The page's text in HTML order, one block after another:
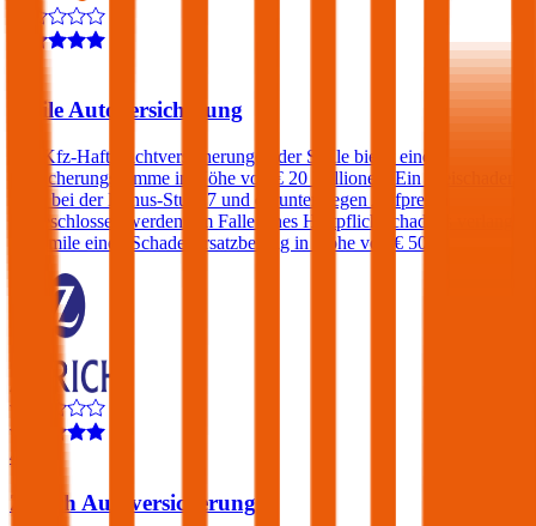
Smile Autoversicherung
Die Kfz-Haftpflichtversicherungen der Smile bietet eine
Versicherungssumme in Höhe von € 20 Millionen. Ein Freischaden
kann bei der Bonus-Stufe 7 und darunter gegen Aufpreis
eingeschlossen werden. Im Falle eines Haftpflichtschadens verlangt
die Smile einen Schadenersatzbeitrag in Höhe von € 500.
4,2
Zurich Autoversicherung